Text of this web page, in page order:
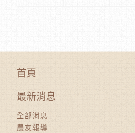
首頁
最新消息
全部消息
農友報導